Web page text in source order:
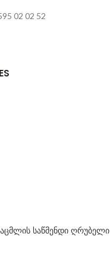
02 02 52
საწმენდი ღრუბელი